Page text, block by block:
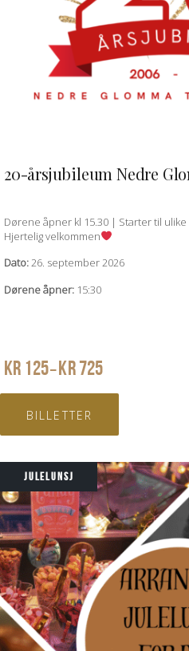
QUICK VIEW
20-årsjubileum Nedre
Dørene åpner kl 15.30 | Starter til
Hjertelig velkommen
Dato:26. september 2026
Dørene åpner: 15:30
KR125–KR725
BILLETTER
JULELUNSJ